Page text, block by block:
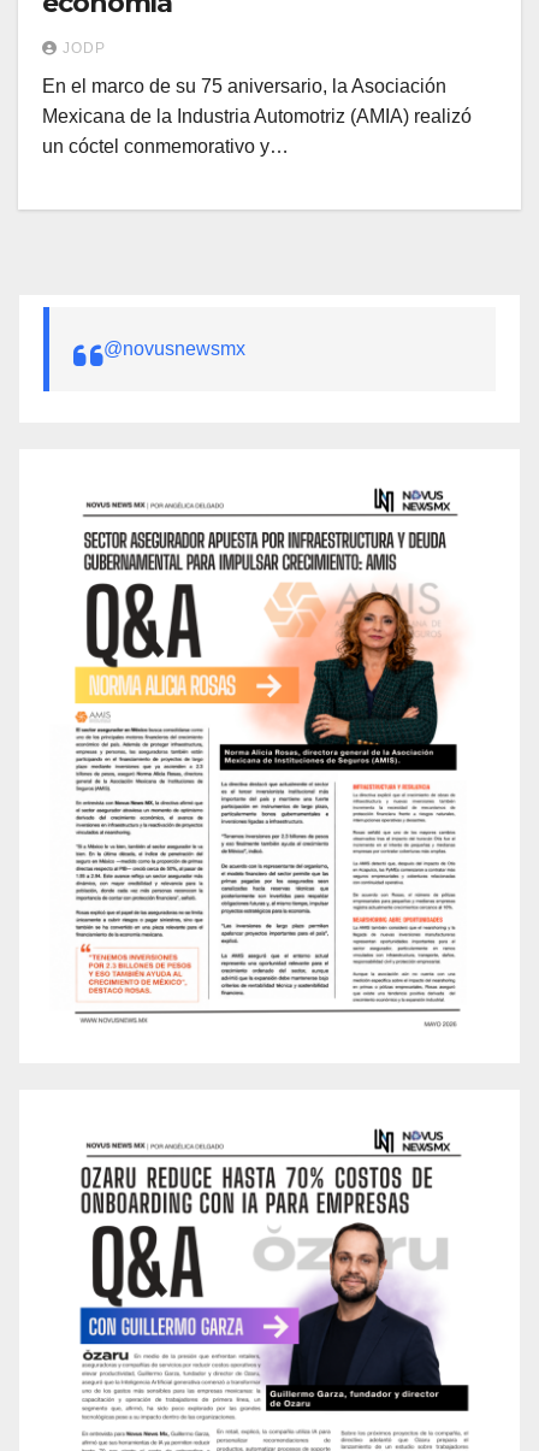
JODP
En el marco de su 75 aniversario, la Asociación
Mexicana de la Industria Automotriz (AMIA) realizó
un cóctel conmemorativo y…
@novusnewsmx